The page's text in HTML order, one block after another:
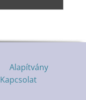
Alapítvány
Kapcsolat